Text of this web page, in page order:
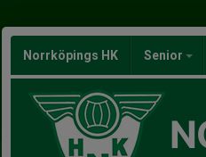
Norrköpings HK Senior